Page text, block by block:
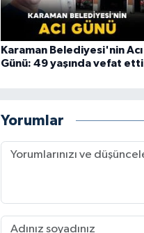
Karaman Belediyesi'nin Acı
Günü: 49 yaşında vefat etti
Yorumlar